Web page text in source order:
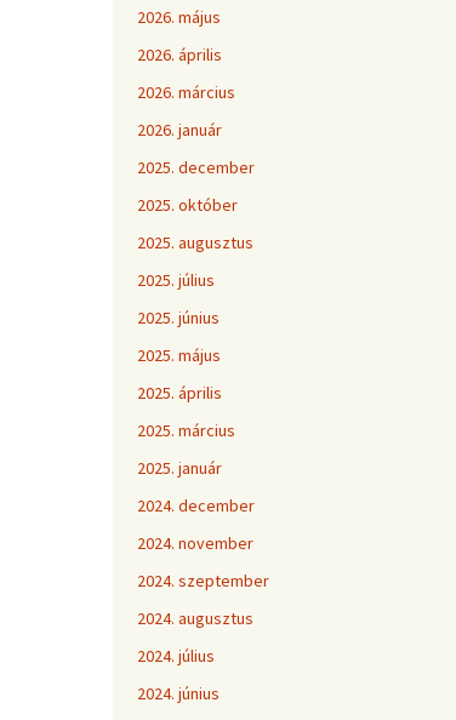
2026. május
2026. április
2026. március
2026. január
2025. december
2025. október
2025. augusztus
2025. július
2025. június
2025. május
2025. április
2025. március
2025. január
2024. december
2024. november
2024. szeptember
2024. augusztus
2024. július
2024. június